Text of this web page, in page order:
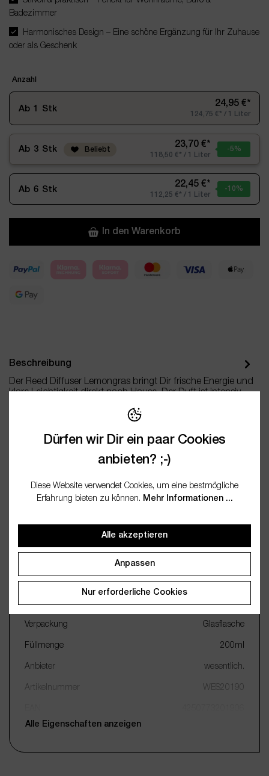
Badezimmer
Harmonisches Design – Eine schöne Ergänzung für Ihr Zuhause
oder als Geschenk
Anzahl
Ab 1 Stk
24,95 €*
124,75 €* / 1 Liter
Ab 3 Stk Beliebt
23,70 €*
118,50 €* / 1 Liter
-5%
Ab 6 Stk
22,45 €*
112,25 €* / 1 Liter
-10%
In den Warenkorb
Beschreibung
Der Reed Diffuser Lemongras bringt Dir frische Energie und
klare Leichtigkeit direkt nach Hause. Der Duft ist intensiv
Bewertungen
Dokumentation
Reed Diffuser Raumduft
Lemongras
Verpackung Glasflasche
Füllmenge 200ml
Anbieter wesentlich.
Artikelnummer WES20190
Alle Eigenschaften anzeigen
Dürfen wir Dir ein paar Cookies
anbieten? ;-)
Diese Website verwendet Cookies, um eine bestmögliche
Erfahrung bieten zu können. Mehr Informationen ...
Alle akzeptieren
Anpassen
Nur erforderliche Cookies